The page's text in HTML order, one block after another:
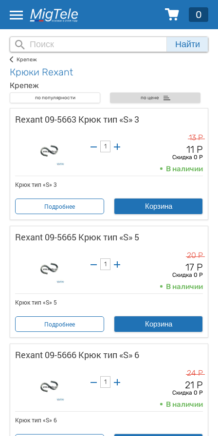
0
Найти
Крепеж
Крюки Rexant
Крепеж
по популярности по цене
Rexant 09-5663 Крюк тип «S» 3
13 Р
11 Р
Скидка 0 Р
В наличии
Крюк тип «S» 3
Подробнее Корзина
Rexant 09-5665 Крюк тип «S» 5
20 Р
17 Р
Скидка 0 Р
В наличии
Крюк тип «S» 5
Подробнее Корзина
Rexant 09-5666 Крюк тип «S» 6
24 Р
21 Р
Скидка 0 Р
В наличии
Крюк тип «S» 6